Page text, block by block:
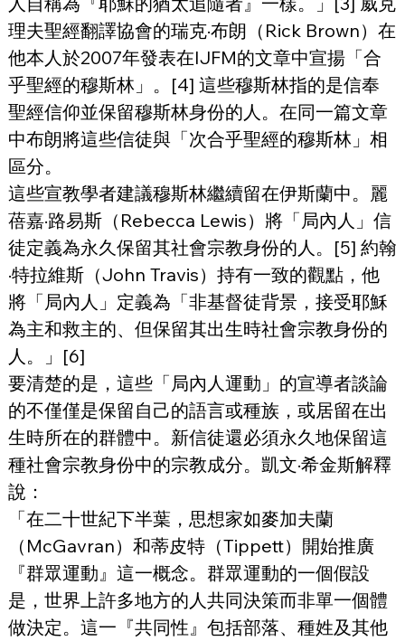
理夫聖經翻譯協會的瑞克·布朗（Rick Brown）在
他本人於2007年發表在IJFM的文章中宣揚「合
乎聖經的穆斯林」。[4] 這些穆斯林指的是信奉
聖經信仰並保留穆斯林身份的人。在同一篇文章
中布朗將這些信徒與「次合乎聖經的穆斯林」相
區分。
這些宣教學者建議穆斯林繼續留在伊斯蘭中。麗
蓓嘉·路易斯（Rebecca Lewis）將「局內人」信
徒定義為永久保留其社會宗教身份的人。[5] 約翰
·特拉維斯（John Travis）持有一致的觀點，他
將「局內人」定義為「非基督徒背景，接受耶穌
為主和救主的、但保留其出生時社會宗教身份的
人。」[6]
要清楚的是，這些「局內人運動」的宣導者談論
的不僅僅是保留自己的語言或種族，或居留在出
生時所在的群體中。新信徒還必須永久地保留這
種社會宗教身份中的宗教成分。凱文·希金斯解釋
說：
「在二十世紀下半葉，思想家如麥加夫蘭
（McGavran）和蒂皮特（Tippett）開始推廣
『群眾運動』這一概念。群眾運動的一個假設
是，世界上許多地方的人共同決策而非單一個體
做決定。這一『共同性』包括部落、種姓及其他